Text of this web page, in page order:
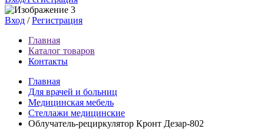
Вход /Регистрация
Главная
Каталог товаров
Контакты
Главная
Для врачей и больниц
Медицинская мебель
Стеллажи медицинские
Облучатель-рециркулятор Кронт Дезар-802